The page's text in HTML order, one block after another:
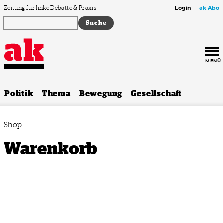
Zum Inhalt springen
Zeitung für linke Debatte & Praxis Login ak Abo
MENÜ
Politik Thema Bewegung Gesellschaft
Shop
Warenkorb